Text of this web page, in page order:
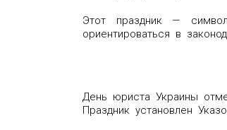
Этот праздник —
ориентироваться в
День юриста Украины
Праздник установлен